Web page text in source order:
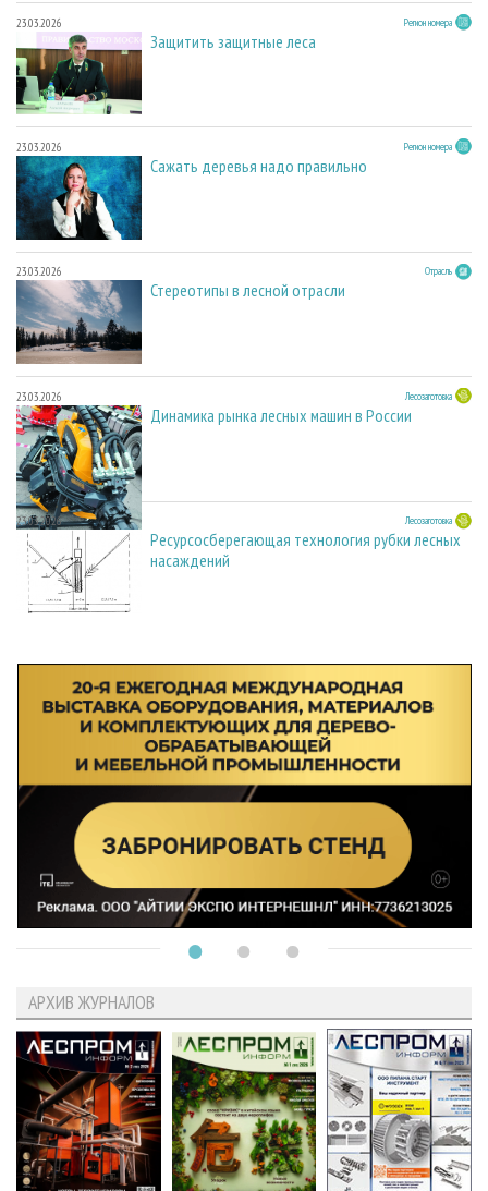
23.03.2026 Регион номера
Защитить защитные леса
23.03.2026 Регион номера
Сажать деревья надо правильно
23.03.2026 Отрасль
Стереотипы в лесной отрасли
23.03.2026 Лесозаготовка
Динамика рынка лесных машин в России
23.03.2026 Лесозаготовка
Ресурсосберегающая технология рубки лесных
насаждений
АРХИВ ЖУРНАЛОВ